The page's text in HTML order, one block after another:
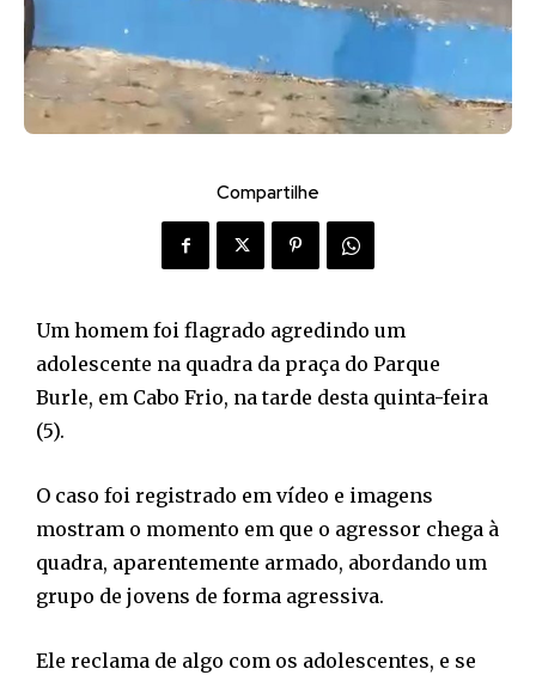
Compartilhe
Um homem foi flagrado agredindo um
adolescente na quadra da praça do Parque
Burle, em Cabo Frio, na tarde desta quinta-feira
(5).
O caso foi registrado em vídeo e imagens
mostram o momento em que o agressor chega à
quadra, aparentemente armado, abordando um
grupo de jovens de forma agressiva.
Ele reclama de algo com os adolescentes, e se